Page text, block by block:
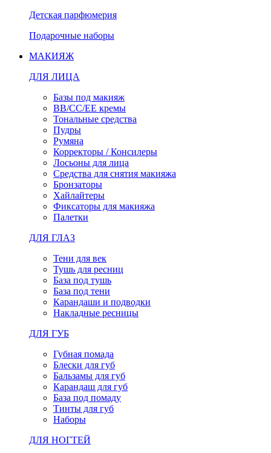
Детская парфюмерия
Подарочные наборы
МАКИЯЖ
ДЛЯ ЛИЦА
Базы под макияж
BB/CC/EE кремы
Тональные средства
Пудры
Румяна
Корректоры / Консилеры
Лосьоны для лица
Средства для снятия макияжа
Бронзаторы
Хайлайтеры
Фиксаторы для макияжа
Палетки
ДЛЯ ГЛАЗ
Тени для век
Тушь для ресниц
База под тушь
База под тени
Карандаши и подводки
Накладные ресницы
ДЛЯ ГУБ
Губная помада
Блески для губ
Бальзамы для губ
Карандаш для губ
База под помаду
Тинты для губ
Наборы
ДЛЯ НОГТЕЙ